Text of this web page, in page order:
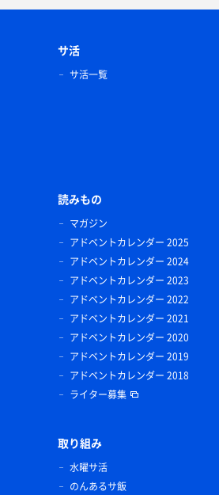
サ活
サ活一覧
読みもの
マガジン
アドベントカレンダー 2025
アドベントカレンダー 2024
アドベントカレンダー 2023
アドベントカレンダー 2022
アドベントカレンダー 2021
アドベントカレンダー 2020
アドベントカレンダー 2019
アドベントカレンダー 2018
ライター募集
取り組み
水曜サ活
のんあるサ飯